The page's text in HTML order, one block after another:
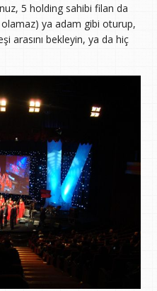
5 holding sahibi filan da
ya adam gibi oturup,
arasını bekleyin, ya da hiç